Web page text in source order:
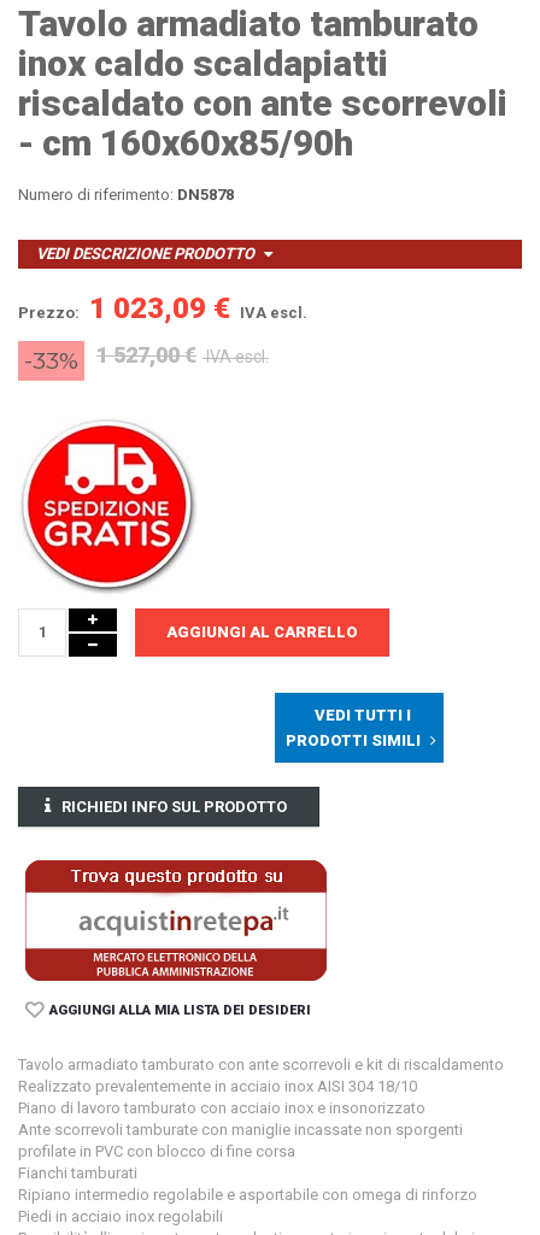
Tavolo armadiato tamburato
inox caldo scaldapiatti
riscaldato con ante scorrevoli
- cm 160x60x85/90h
Numero di riferimento: DN5878
VEDI DESCRIZIONE PRODOTTO
Prezzo: 1 023,09 € IVA escl.
-33% 1 527,00 € IVA escl.
AGGIUNGI AL CARRELLO
VEDI TUTTI I
PRODOTTI SIMILI
RICHIEDI INFO SUL PRODOTTO
AGGIUNGI ALLA MIA LISTA DEI DESIDERI
Tavolo armadiato tamburato con ante scorrevoli e kit di riscaldamento
Realizzato prevalentemente in acciaio inox AISI 304 18/10
Piano di lavoro tamburato con acciaio inox e insonorizzato
Ante scorrevoli tamburate con maniglie incassate non sporgenti
profilate in PVC con blocco di fine corsa
Fianchi tamburati
Ripiano intermedio regolabile e asportabile con omega di rinforzo
Piedi in acciaio inox regolabili